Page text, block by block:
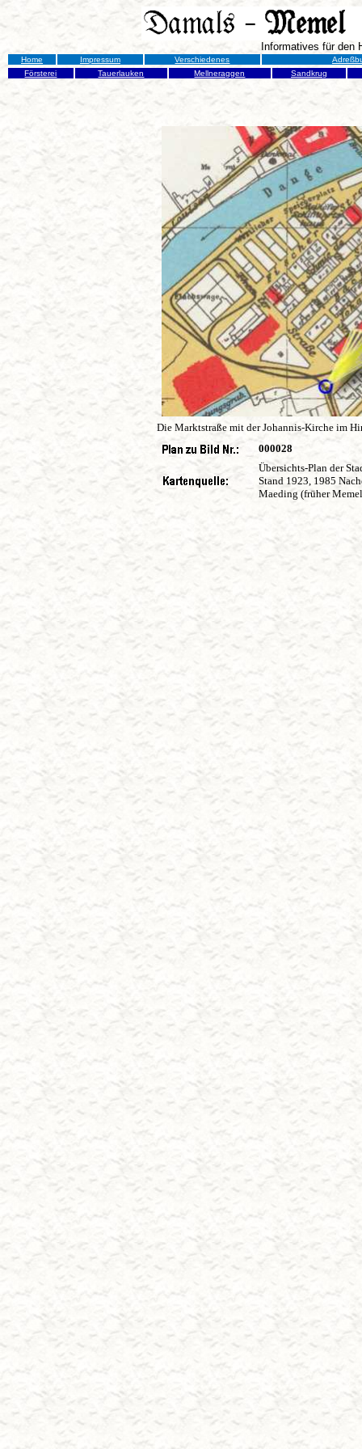
Informatives für den
Home Impressum Verschiedenes
Försterei
Tauerlauken Mellneraggen Sandkrug
Die Marktstraße mit der Johannis-Kirche im
000028
Übersichts-Plan der
Stand 1923, 1985
Maeding (früher